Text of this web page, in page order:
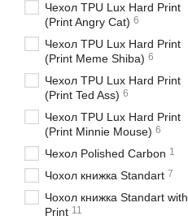
Чехол TPU Lux Hard Print
(Print Angry Cat) 6
Чехол TPU Lux Hard Print
(Print Meme Shiba) 6
Чехол TPU Lux Hard Print
(Print Ted Ass) 6
Чехол TPU Lux Hard Print
(Print Minnie Mouse) 6
Чехол Polished Carbon 1
Чохол книжка Standart 7
Чохол книжка Standart with
Print 11